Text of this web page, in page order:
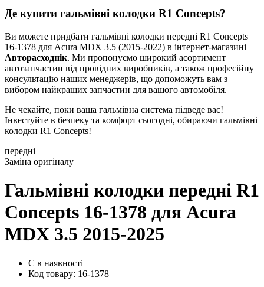
Де купити гальмівні колодки R1 Concepts?
Ви можете придбати гальмівні колодки передні R1 Concepts
16-1378 для Acura MDX 3.5 (2015-2022) в інтернет-магазині
Авторасходнік. Ми пропонуємо широкий асортимент
автозапчастин від провідних виробників, а також професійну
консультацію наших менеджерів, що допоможуть вам з
вибором найкращих запчастин для вашого автомобіля.
Не чекайте, поки ваша гальмівна система підведе вас!
Інвестуйте в безпеку та комфорт сьогодні, обираючи гальмівні
колодки R1 Concepts!
передні
Заміна оригіналу
Гальмівні колодки передні R1
Concepts 16-1378 для Acura
MDX 3.5 2015-2025
Є в наявності
Код товару: 16-1378